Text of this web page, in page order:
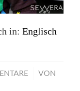
in: Englisch
/
VON